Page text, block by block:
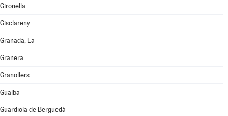
Gironella
Gisclareny
Granada, La
Granera
Granollers
Gualba
Guardiola de Berguedà